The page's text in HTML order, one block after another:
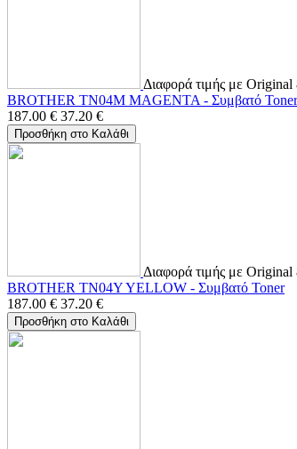
Διαφορά τιμής με Original
BROTHER TN04M MAGENTA - Συμβατό Toner
187.00 € 37.20 €
Προσθήκη στο Καλάθι
Διαφορά τιμής με Original
BROTHER TN04Y YELLOW - Συμβατό Toner
187.00 € 37.20 €
Προσθήκη στο Καλάθι